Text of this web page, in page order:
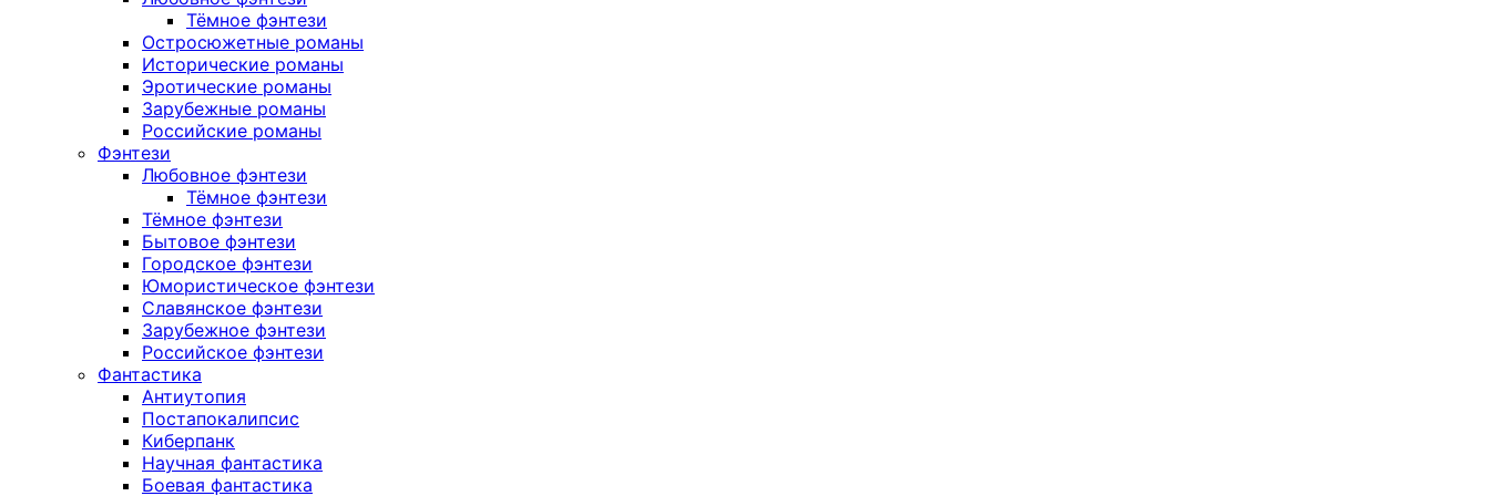
Тёмное фэнтези
Остросюжетные романы
Исторические романы
Эротические романы
Зарубежные романы
Российские романы
Фэнтези
Любовное фэнтези
Тёмное фэнтези
Тёмное фэнтези
Бытовое фэнтези
Городское фэнтези
Юмористическое фэнтези
Славянское фэнтези
Зарубежное фэнтези
Российское фэнтези
Фантастика
Антиутопия
Постапокалипсис
Киберпанк
Научная фантастика
Боевая фантастика